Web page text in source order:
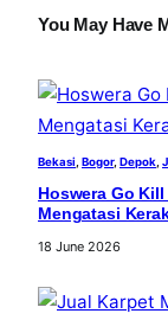
You May Have
Bekasi, Bogor, Depok,
Hoswera Go
Mengatasi
18 June 2026